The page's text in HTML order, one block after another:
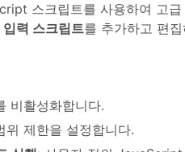
스크립트를 사용하여 고
력 스크립트를 추가하고 편
비활성화합니다.
위 제한을 설정합니다.